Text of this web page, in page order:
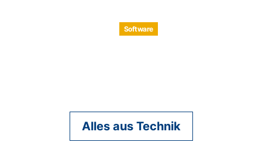
Software
Alles aus Technik